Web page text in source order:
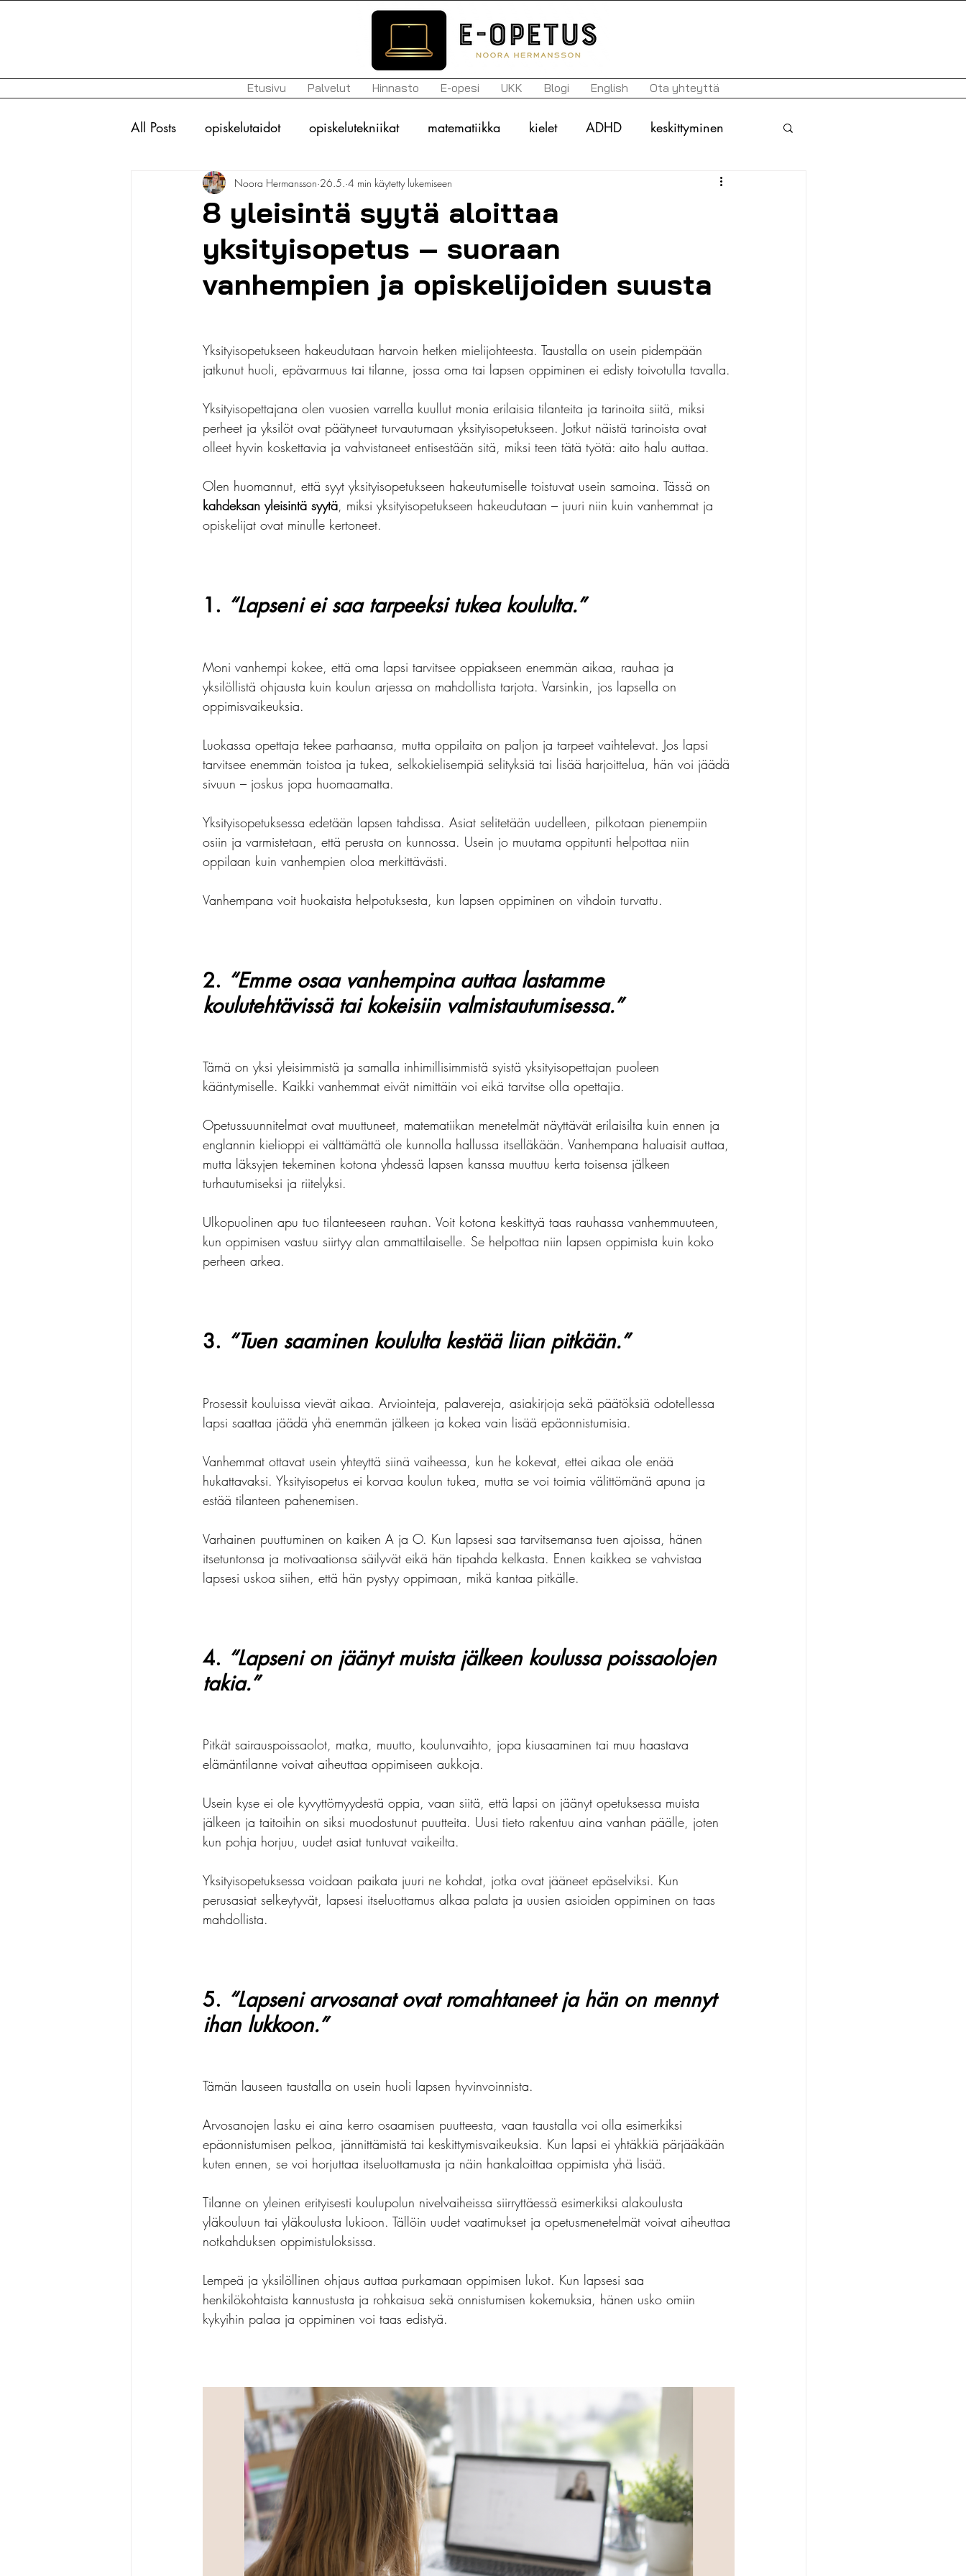
Etusivu Palvelut Hinnasto E-opesi UKK Blogi English Ota yhteyttä
All Posts opiskelutaidot opiskelutekniikat matematiikka kielet ADHD keskittyminen
toiminnanohjaus autismin kirjo arviointi ruotsi
perfektionismi opiskelu-uupumus itsemyötätunto mielenterveys
ylioppilaskokeet lukio lukihäiriö lukivaikeus vanhemmat koulunkäynti erityisopetus
oppimisvaikeudet dyskalkulia matemaattinen oppimisvaikeus läksyt kotitehtävät
8 yleisintä syytä aloittaa
yksityisopetus – suoraan
vanhempien ja opiskelijoiden suusta
Noora Hermansson 26.5. 4 min käytetty lukemiseen
Yksityisopetukseen hakeudutaan harvoin hetken mielijohteesta. Taustalla on usein pidempään
jatkunut huoli, epävarmuus tai tilanne, jossa oma tai lapsen oppiminen ei edisty toivotulla tavalla.
Yksityisopettajana olen vuosien varrella kuullut monia erilaisia tilanteita ja tarinoita siitä, miksi
perheet ja yksilöt ovat päätyneet turvautumaan yksityisopetukseen. Jotkut näistä tarinoista ovat
olleet hyvin koskettavia ja vahvistaneet entisestään sitä, miksi teen tätä työtä: aito halu auttaa.
Olen huomannut, että syyt yksityisopetukseen hakeutumiselle toistuvat usein samoina. Tässä on
kahdeksan yleisintä syytä, miksi yksityisopetukseen hakeudutaan – juuri niin kuin vanhemmat ja
opiskelijat ovat minulle kertoneet.
1. “Lapseni ei saa tarpeeksi tukea koululta.”
Moni vanhempi kokee, että oma lapsi tarvitsee oppiakseen enemmän aikaa, rauhaa ja
yksilöllistä ohjausta kuin koulun arjessa on mahdollista tarjota. Varsinkin, jos lapsella on
oppimisvaikeuksia.
Luokassa opettaja tekee parhaansa, mutta oppilaita on paljon ja tarpeet vaihtelevat. Jos lapsi
tarvitsee enemmän toistoa ja tukea, selkokielisempiä selityksiä tai lisää harjoittelua, hän voi jäädä
sivuun – joskus jopa huomaamatta.
Yksityisopetuksessa edetään lapsen tahdissa. Asiat selitetään uudelleen, pilkotaan pienempiin
osiin ja varmistetaan, että perusta on kunnossa. Usein jo muutama oppitunti helpottaa niin
oppilaan kuin vanhempien oloa merkittävästi.
Vanhempana voit huokaista helpotuksesta, kun lapsen oppiminen on vihdoin turvattu.
2. “Emme osaa vanhempina auttaa lastamme
koulutehtävissä tai kokeisiin valmistautumisessa.”
Tämä on yksi yleisimmistä ja samalla inhimillisimmistä syistä yksityisopettajan puoleen
kääntymiselle. Kaikki vanhemmat eivät nimittäin voi eikä tarvitse olla opettajia.
Opetussuunnitelmat ovat muuttuneet, matematiikan menetelmät näyttävät erilaisilta kuin ennen ja
englannin kielioppi ei välttämättä ole kunnolla hallussa itselläkään. Vanhempana haluaisit auttaa,
mutta läksyjen tekeminen kotona yhdessä lapsen kanssa muuttuu kerta toisensa jälkeen
turhautumiseksi ja riitelyksi.
Ulkopuolinen apu tuo tilanteeseen rauhan. Voit kotona keskittyä taas rauhassa vanhemmuuteen,
kun oppimisen vastuu siirtyy alan ammattilaiselle. Se helpottaa niin lapsen oppimista kuin koko
perheen arkea.
3. “Tuen saaminen koululta kestää liian pitkään.”
Prosessit kouluissa vievät aikaa. Arviointeja, palavereja, asiakirjoja sekä päätöksiä odotellessa
lapsi saattaa jäädä yhä enemmän jälkeen ja kokea vain lisää epäonnistumisia.
Vanhemmat ottavat usein yhteyttä siinä vaiheessa, kun he kokevat, ettei aikaa ole enää
hukattavaksi. Yksityisopetus ei korvaa koulun tukea, mutta se voi toimia välittömänä apuna ja
estää tilanteen pahenemisen.
Varhainen puuttuminen on kaiken A ja O. Kun lapsesi saa tarvitsemansa tuen ajoissa, hänen
itsetuntonsa ja motivaationsa säilyvät eikä hän tipahda kelkasta. Ennen kaikkea se vahvistaa
lapsesi uskoa siihen, että hän pystyy oppimaan, mikä kantaa pitkälle.
4. “Lapseni on jäänyt muista jälkeen koulussa poissaolojen
takia.”
Pitkät sairauspoissaolot, matka, muutto, koulunvaihto, jopa kiusaaminen tai muu haastava
elämäntilanne voivat aiheuttaa oppimiseen aukkoja.
Usein kyse ei ole kyvyttömyydestä oppia, vaan siitä, että lapsi on jäänyt opetuksessa muista
jälkeen ja taitoihin on siksi muodostunut puutteita. Uusi tieto rakentuu aina vanhan päälle, joten
kun pohja horjuu, uudet asiat tuntuvat vaikeilta.
Yksityisopetuksessa voidaan paikata juuri ne kohdat, jotka ovat jääneet epäselviksi. Kun
perusasiat selkeytyvät, lapsesi itseluottamus alkaa palata ja uusien asioiden oppiminen on taas
mahdollista.
5. “Lapseni arvosanat ovat romahtaneet ja hän on mennyt
ihan lukkoon.”
Tämän lauseen taustalla on usein huoli lapsen hyvinvoinnista.
Arvosanojen lasku ei aina kerro osaamisen puutteesta, vaan taustalla voi olla esimerkiksi
epäonnistumisen pelkoa, jännittämistä tai keskittymisvaikeuksia. Kun lapsi ei yhtäkkiä pärjääkään
kuten ennen, se voi horjuttaa itseluottamusta ja näin hankaloittaa oppimista yhä lisää.
Tilanne on yleinen erityisesti koulupolun nivelvaiheissa siirryttäessä esimerkiksi alakoulusta
yläkouluun tai yläkoulusta lukioon. Tällöin uudet vaatimukset ja opetusmenetelmät voivat aiheuttaa
notkahduksen oppimistuloksissa.
Lempeä ja yksilöllinen ohjaus auttaa purkamaan oppimisen lukot. Kun lapsesi saa
henkilökohtaista kannustusta ja rohkaisua sekä onnistumisen kokemuksia, hänen usko omiin
kykyihin palaa ja oppiminen voi taas edistyä.